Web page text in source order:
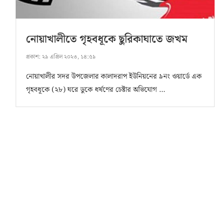
নোয়াখালীতে গৃহবধূকে ছুরিকাঘাতে জখম
প্রকাশ: ২৯ এপ্রিল ২০২৩, ১৪:৫৯
নোয়াখালীর সদর উপজেলার কালাদরাপ ইউনিয়নের ৯নং ওয়ার্ডে এক
গৃহবধূকে (২৮) ঘরে ডুকে ধর্ষণের চেষ্টার অভিযোগ …